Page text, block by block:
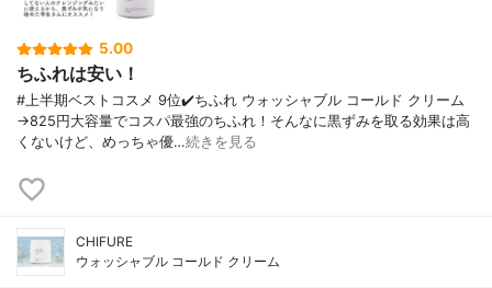
5.00
ちふれは安い！
#上半期ベストコスメ 9位✔️ちふれ ウォッシャブル コールド クリーム
→825円大容量でコスパ最強のちふれ！そんなに黒ずみを取る効果は高
くないけど、めっちゃ優…続きを見る
CHIFURE
ウォッシャブル コールド クリーム